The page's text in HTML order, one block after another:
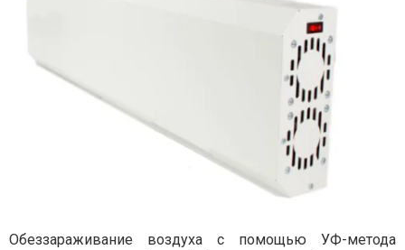
Обеззараживание воздуха с помощью УФ-метода